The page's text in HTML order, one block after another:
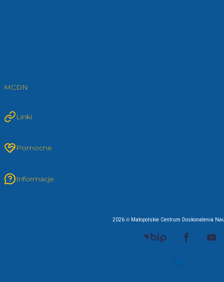
MCDN
Linki
Pomocne
Informacje
2026 © Małopolskie Centrum Doskonalenia